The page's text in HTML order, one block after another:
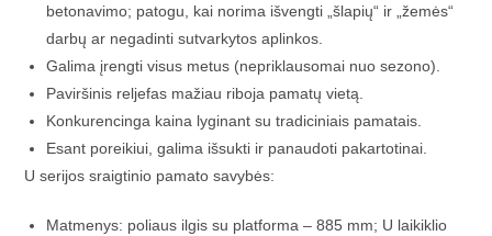
betonavimo; patogu, kai norima išvengti „šlapių“ ir „žemės“
darbų ar negadinti sutvarkytos aplinkos.
Galima įrengti visus metus (nepriklausomai nuo sezono).
Paviršinis reljefas mažiau riboja pamatų vietą.
Konkurencinga kaina lyginant su tradiciniais pamatais.
Esant poreikiui, galima išsukti ir panaudoti pakartotinai.
U serijos sraigtinio pamato savybės:
Matmenys: poliaus ilgis su platforma – 885 mm; U laikiklio